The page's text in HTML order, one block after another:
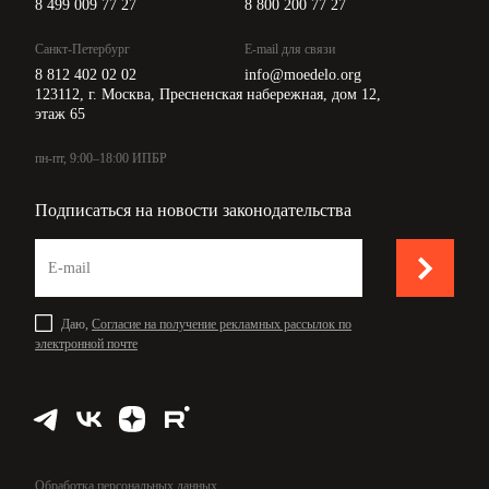
8 499 009 77 27
Санкт-Петербург
8 812 402 02 02
8 800 200 77 27
E-mail для связи
info@moedelo.org
123112, г. Москва, Пресненская набережная, дом 12,
этаж 65
пн-пт, 9:00–18:00 ИПБР
Подписаться на новости законодательства
Даю, Согласие на получение рекламных рассылок по
электронной почте
Обработка персональных данных